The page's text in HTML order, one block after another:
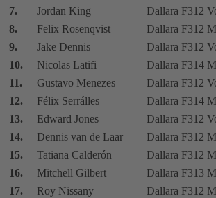
7. Jordan King Dallara F312
8.
Felix Rosenqvist Dallara F312
9.
Jake Dennis Dallara F312
10.
Nicolas Latifi Dallara F314
11.
Gustavo Menezes Dallara F312
12.
Félix Serrálles Dallara F314
13.
Edward Jones Dallara F312
14.
Dennis van de Laar Dallara F312
15.
Tatiana Calderón Dallara F312
16.
Mitchell Gilbert Dallara F313
17.
Roy Nissany Dallara F312